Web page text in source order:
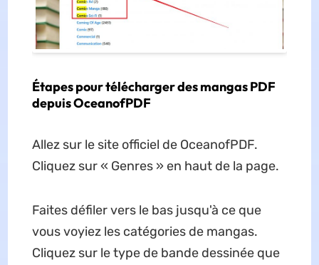
Étapes pour télécharger des mangas PDF
depuis OceanofPDF
Allez sur le site officiel de OceanofPDF.
Cliquez sur « Genres » en haut de la page.
Faites défiler vers le bas jusqu'à ce que
vous voyiez les catégories de mangas.
Cliquez sur le type de bande dessinée que